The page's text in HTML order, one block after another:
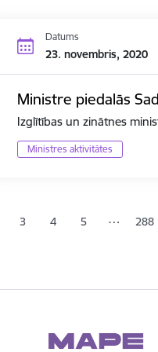
Datums
23. novembris, 2020
Ministre piedalās
Izglītības un zinātnes
Ministres aktivitātes
lapaLapa
3 Lapa
4 Lapa
5 … 288